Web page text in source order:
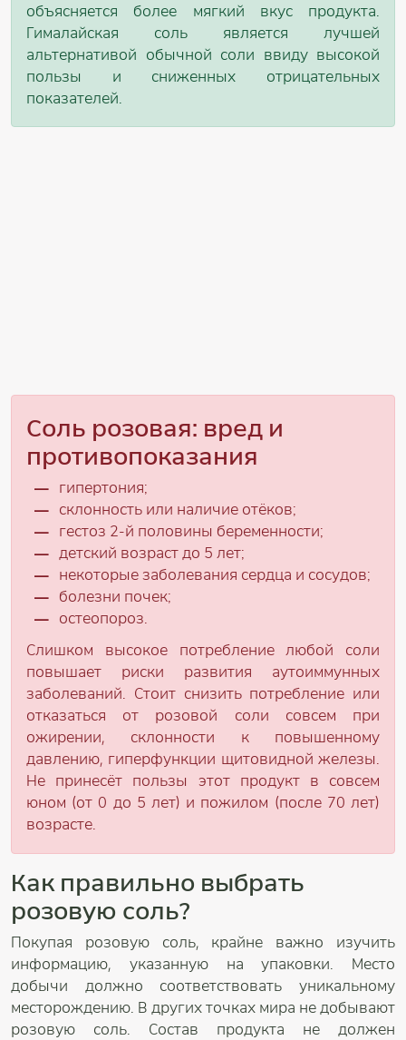
объясняется более мягкий вкус продукта.
Гималайская соль является лучшей
альтернативой обычной соли ввиду высокой
пользы и сниженных отрицательных
показателей.
Соль розовая: вред и
противопоказания
гипертония;
склонность или наличие отёков;
гестоз 2-й половины беременности;
детский возраст до 5 лет;
некоторые заболевания сердца и сосудов;
болезни почек;
остеопороз.
Слишком высокое потребление любой соли
повышает риски развития аутоиммунных
заболеваний. Стоит снизить потребление или
отказаться от розовой соли совсем при
ожирении, склонности к повышенному
давлению, гиперфункции щитовидной железы.
Не принесёт пользы этот продукт в совсем
юном (от 0 до 5 лет) и пожилом (после 70 лет)
возрасте.
Как правильно выбрать
розовую соль?
Покупая розовую соль, крайне важно изучить
информацию, указанную на упаковки. Место
добычи должно соответствовать уникальному
месторождению. В других точках мира не добывают
розовую соль. Состав продукта не должен